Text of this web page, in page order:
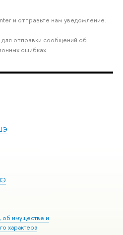
и отправьте нам уведомление.
отправки сообщений об
ошибках.
об имуществе и
характера